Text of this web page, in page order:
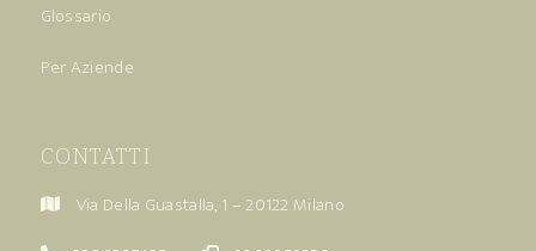
Glossario
Per Aziende
CONTATTI
Via Della Guastalla, 1 – 20122 Milano